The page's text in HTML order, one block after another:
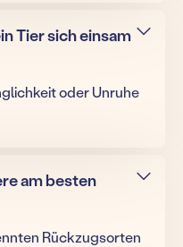
Tier sich einsam
oder Unruhe
am besten
Rückzugsorten